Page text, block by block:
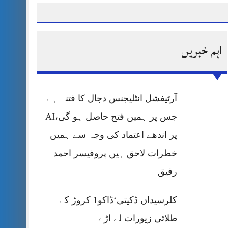
پر قربان
پریس کانفرنس
اہم خبریں
آرٹیفشل انٹلیجنس دجال کا فتنہ ہے
جس پر ہمیں فتح حاصل ہو گی،AI
پر اندھے اعتماد کی وجہ سے ہمیں
خطرات لاحق ہیں پروفیسر احمد
رفیق
کلرسیداں ڈکیتی‘ڈاکو1 کروڑ کے
طلائی زیورات لے اڑے